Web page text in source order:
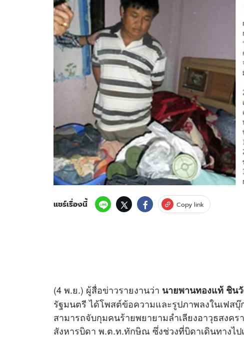
ดาวน์โหลดสนุกแอปฟรี ติดตามสนุกโซเชียลได้ที่
สงวนลิขสิทธิ์ © 2569บริษัท อิมเมจ ฟิวเจอร์ (ประเทศไทย) จำกัด
แชร์เรื่องนี้ Copy link
(4 พ.ย.) ผู้สื่อข่าวรายงานว่า นายพานทองแท้ ชิน
รัฐมนตรี ได้โพสต์ข้อความและรูปภาพลงในเฟส
สามารถจับกุมคนร้ายพยายามลำเลียงอาวุธสงค
สังหารบิดา พ.ต.ท.ทักษิณ ซึ่งช่วงที่บิดาเดินทางไป